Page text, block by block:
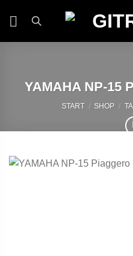
YAMAHA NP-15
START / SHOP /